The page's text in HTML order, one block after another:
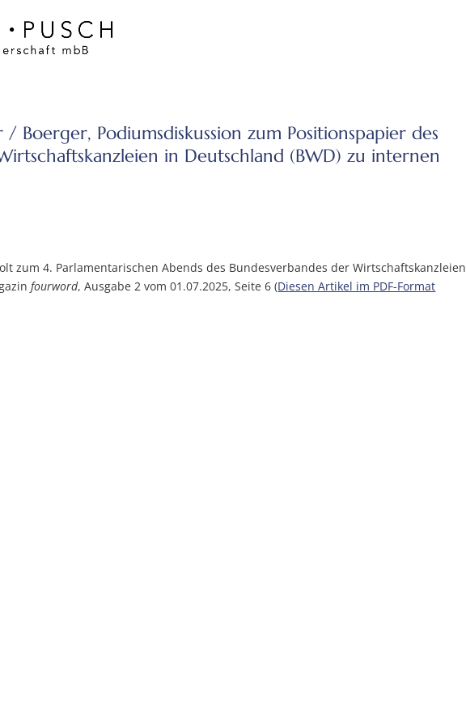
Boerger, Podiumsdiskussion zum Positionspapier des
in Deutschland (BWD) zu internen
zum 4. Parlamentarischen Abends des Bundesverbandes der Wirtschaftskanzleien
fourword, Ausgabe 2 vom 01.07.2025, Seite 6 (Diesen Artikel im PDF-Format